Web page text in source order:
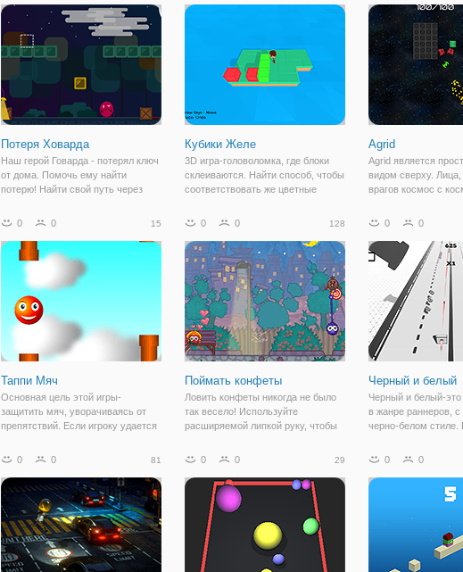
заканчивающийся игры и прыгать
по платформам,
Прогресс
уровнями или при
Потеря Ховарда
Наш герой Говарда - потерял ключ
от дома. Помочь ему найти
потерю! Найти свой путь через
поисках одного единственного
вернуться домой.
Кубики Желе
3D игра-головоломка, где блоки
склеиваются. Найти способ, чтобы
соответствовать же цветные
аналогичные цветные блоки.
Agrid
Agrid является
видом сверху.
врагов космос с
врагов, чтобы
0 0 15
Таппи Мяч
Основная цель этой игры-
защитить мяч, уворачиваясь от
препятствий. Если игроку удается
или касается препятствий, то игра
левую кнопку мыши или клавишу
0 0 128
Поймать конфеты
Ловить конфеты никогда не было
так весело! Используйте
расширяемой липкой руку, чтобы
уровней. Расширенная версия
миллионов поклонников!
0 0
Черный и белый
Черный и белый-это
в жанре раннеров,
черно-белом стиле.
оружием против
Каждый заряд имеет
определенный цвет.
0 0 81 0 0 29 0 0